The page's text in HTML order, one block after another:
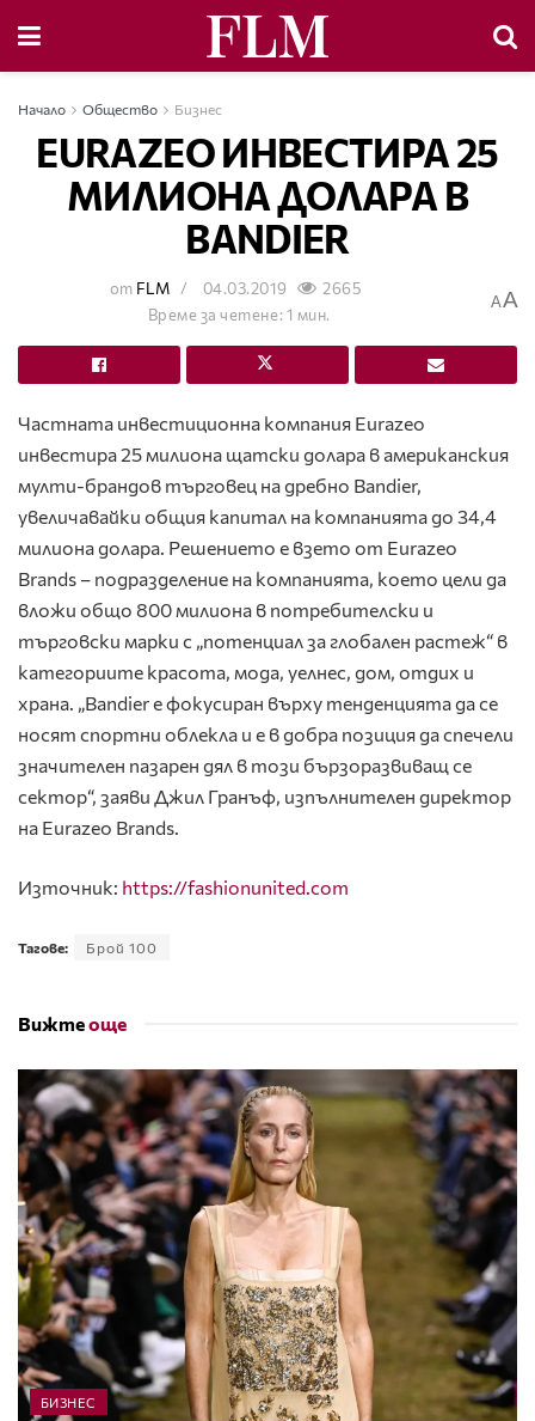
Начало Общество Бизнес
EURAZEO ИНВЕСТИРА 25
МИЛИОНА ДОЛАРА В
BANDIER
от FLM 04.03.2019
2665
Време за четене: 1 мин.
AA
Частната инвестиционна компания Eurazeo
инвестира 25 милиона щатски долара в американския
мулти-брандов търговец на дребно Bandier,
увеличавайки общия капитал на компанията до 34,4
милиона долара. Решението е взето от Eurazeo
Brands – подразделение на компанията, което цели да
вложи общо 800 милиона в потребителски и
търговски марки с „потенциал за глобален растеж“ в
категориите красота, мода, уелнес, дом, отдих и
храна. „Bandier е фокусиран върху тенденцията да се
носят спортни облекла и е в добра позиция да спечели
значителен пазарен дял в този бързоразвиващ се
сектор“, заяви Джил Гранъф, изпълнителен директор
на Eurazeo Brands.
Източник: https://fashionunited.com
Тагове: Брой 100
Вижтеоще
БИЗНЕС